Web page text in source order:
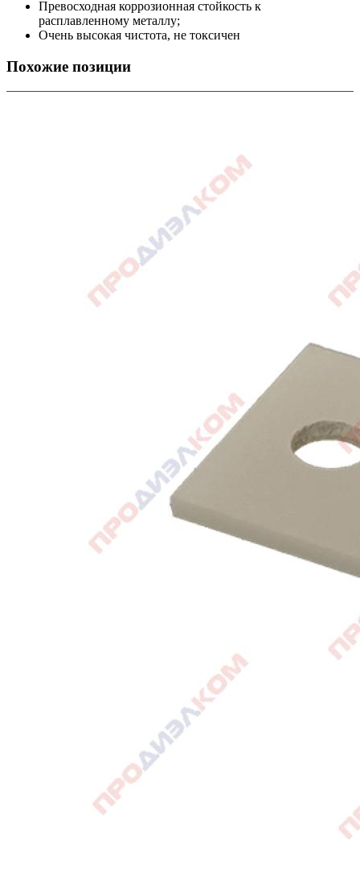
Превосходная коррозионная стойкость к
расплавленному металлу;
Очень высокая чистота, не токсичен
Похожие позиции